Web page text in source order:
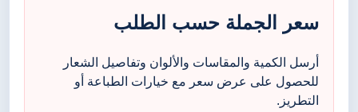
سعر الجملة حسب الطلب
أرسل الكمية والمقاسات والألوان وتفاصيل الشعار
للحصول على عرض سعر مع خيارات الطباعة أو
التطريز.